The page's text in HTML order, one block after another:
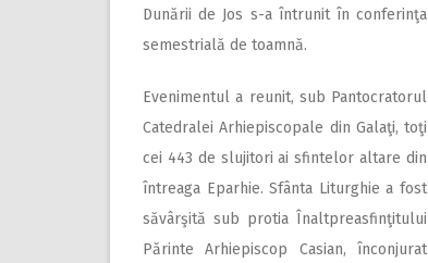
Dunării de Jos s-a întrunit în conferinţa
semestrială de toamnă.
Evenimentul a reunit, sub Pantocratorul
Catedralei Arhiepiscopale din Galaţi, toţi
cei 443 de slujitori ai sfintelor altare din
întreaga Eparhie. Sfânta Liturghie a fost
săvârşită sub protia Înaltpreasfinţitului
Părinte Arhiepiscop Casian, înconjurat